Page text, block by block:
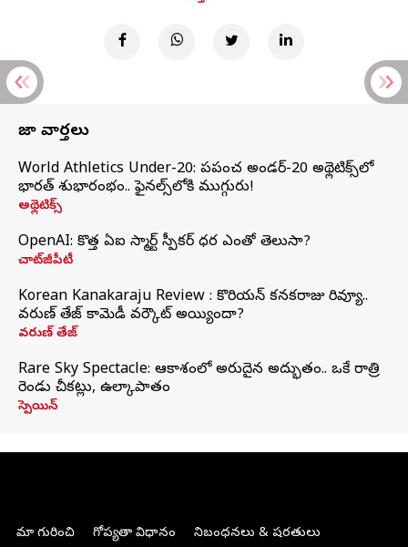
తాజా వార్తలు
World Athletics Under-20: ప్రపంచ అండర్-20 అథ్లెటిక్స్‌లో
భారత్‌ శుభారంభం.. ఫైనల్స్‌లోకి ముగ్గురు!
అథ్లెటిక్స్
OpenAI: కొత్త ఏఐ స్మార్ట్ స్పీకర్ ధర ఎంతో తెలుసా?
చాట్‌జీపీటీ
Korean Kanakaraju Review : కొరియన్ కనకరాజు రివ్యూ..
వరుణ్ తేజ్ కామెడీ వర్కౌట్ అయ్యిందా?
వరుణ్ తేజ్
Rare Sky Spectacle: ఆకాశంలో అరుదైన అద్భుతం.. ఒకే రాత్రి
రెండు చీకట్లు, ఉల్కాపాతం
స్పెయిన్
మా గురించి గోప్యతా విధానం నిబంధనలు & షరతులు